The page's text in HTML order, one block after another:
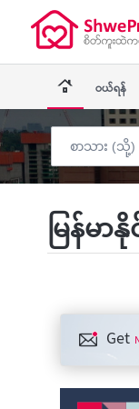
ဝယ်ရန်
မြန်မာ
Get